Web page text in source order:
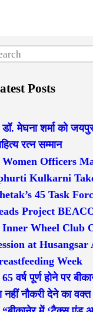
Posts
डॉ. मेघना शर्मा को
रत्न सम्मान
Women Officers
Kulkarni
45 Task
Project
Inner Wheel Club
at
Week
65 वर्ष पूर्ण होने पर
नहीं नौकरी देने का